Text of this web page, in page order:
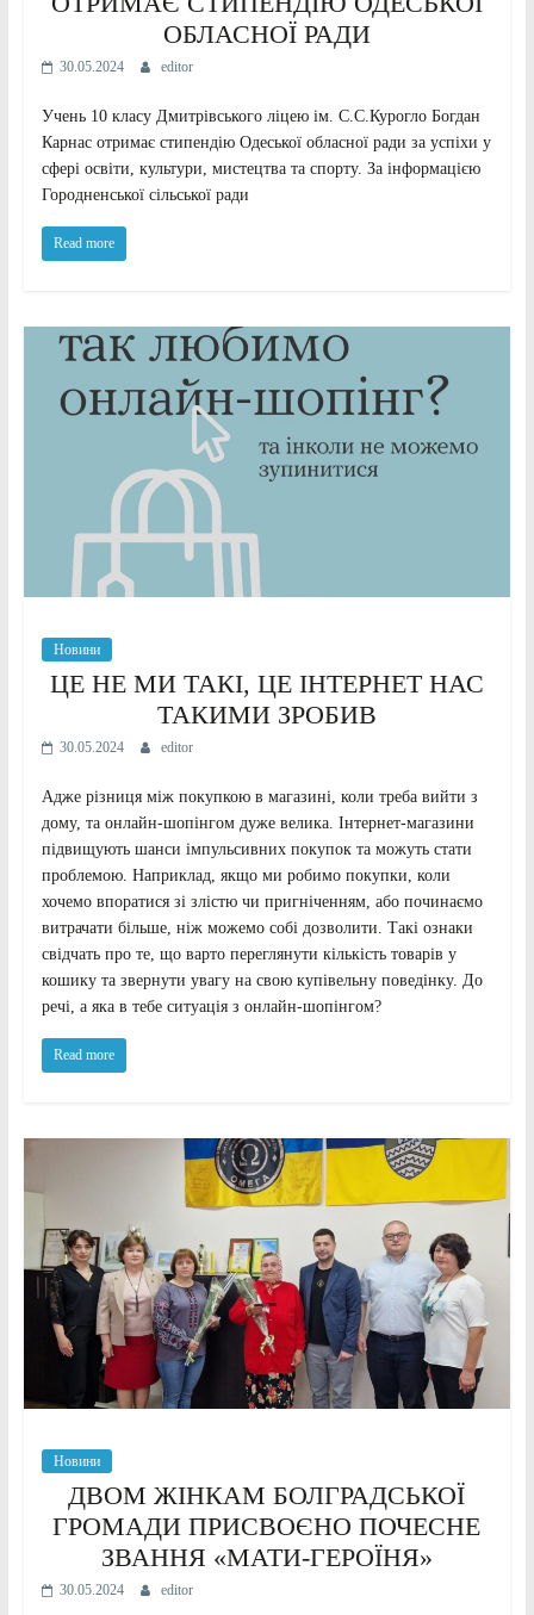
ОБЛАСНОЇ РАДИ
30.05.2024 editor
Учень 10 класу Дмитрівського ліцею ім. С.С.Курогло Богдан
Карнас отримає стипендію Одеської обласної ради за успіхи у
сфері освіти, культури, мистецтва та спорту. За інформацією
Городненської сільської ради
Read more
Новини
ЦЕ НЕ МИ ТАКІ, ЦЕ ІНТЕРНЕТ НАС
ТАКИМИ ЗРОБИВ
30.05.2024 editor
Адже різниця між покупкою в магазині, коли треба вийти з
дому, та онлайн-шопінгом дуже велика. Інтернет-магазини
підвищують шанси імпульсивних покупок та можуть стати
проблемою. Наприклад, якщо ми робимо покупки, коли
хочемо впоратися зі злістю чи пригніченням, або починаємо
витрачати більше, ніж можемо собі дозволити. Такі ознаки
свідчать про те, що варто переглянути кількість товарів у
кошику та звернути увагу на свою купівельну поведінку. До
речі, а яка в тебе ситуація з онлайн-шопінгом?
Read more
Новини
ДВОМ ЖІНКАМ БОЛГРАДСЬКОЇ
ГРОМАДИ ПРИСВОЄНО ПОЧЕСНЕ
ЗВАННЯ «МАТИ-ГЕРОЇНЯ»
30.05.2024 editor